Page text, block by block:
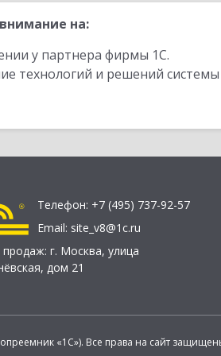
на:
у партнера фирмы 1С.
технологий и решений
Телефон: +7 (495) 737-92-57
Email: site_v8@1c.ru
г. Москва, улица
дом 21
«1С»). Все права на сайт